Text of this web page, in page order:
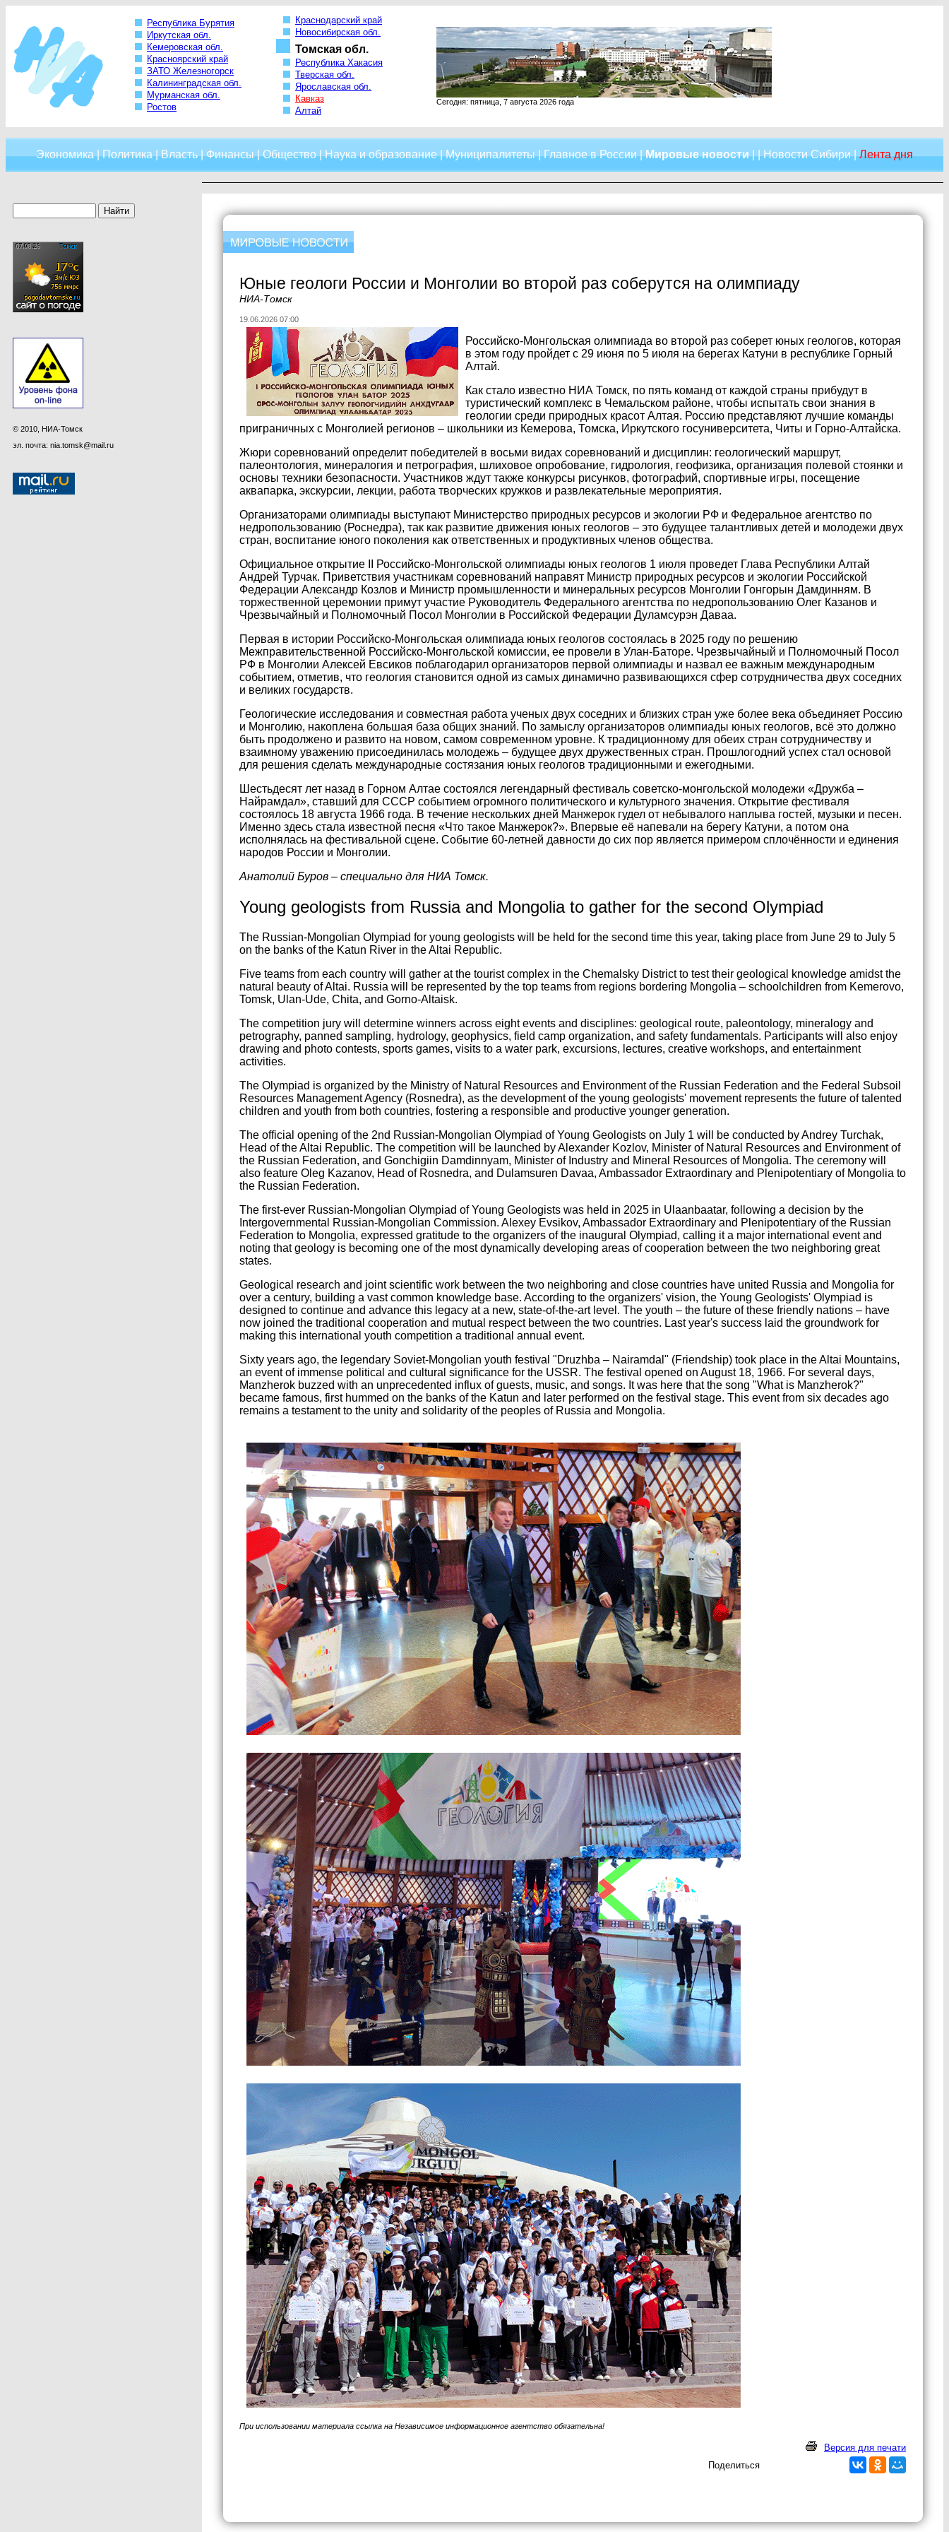
Республика Бурятия
Иркутская обл.
Кемеровская обл.
Красноярский край
ЗАТО Железногорск
Калининградская обл.
Мурманская обл.
Ростов
Краснодарский край
Новосибирская обл.
Томская обл.
Республика Хакасия
Тверская обл.
Ярославская обл.
Кавказ
Алтай
Сегодня: пятница, 7 августа 2026 года
Экономика|Политика|Власть|Финансы|Общество|Наука и образование|Муниципалитеты|Главное в России|Мировые новости| |Новости Сибири|Лента дня
© 2010, НИА-Томск
эл. почта: nia.tomsk@mail.ru
Юные геологи России и Монголии во второй раз соберутся на олимпиаду
НИА-Томск
19.06.2026 07:00
Российско-Монгольская олимпиада во второй раз соберет юных геологов, которая
в этом году пройдет с 29 июня по 5 июля на берегах Катуни в республике Горный
Алтай.
Как стало известно НИА Томск, по пять команд от каждой страны прибудут в
туристический комплекс в Чемальском районе, чтобы испытать свои знания в
геологии среди природных красот Алтая. Россию представляют лучшие команды
приграничных с Монголией регионов – школьники из Кемерова, Томска, Иркутского госуниверситета, Читы и Горно-Алтайска.
Жюри соревнований определит победителей в восьми видах соревнований и дисциплин: геологический маршрут,
палеонтология, минералогия и петрография, шлиховое опробование, гидрология, геофизика, организация полевой стоянки и
основы техники безопасности. Участников ждут также конкурсы рисунков, фотографий, спортивные игры, посещение
аквапарка, экскурсии, лекции, работа творческих кружков и развлекательные мероприятия.
Организаторами олимпиады выступают Министерство природных ресурсов и экологии РФ и Федеральное агентство по
недропользованию (Роснедра), так как развитие движения юных геологов – это будущее талантливых детей и молодежи двух
стран, воспитание юного поколения как ответственных и продуктивных членов общества.
Официальное открытие II Российско-Монгольской олимпиады юных геологов 1 июля проведет Глава Республики Алтай
Андрей Турчак. Приветствия участникам соревнований направят Министр природных ресурсов и экологии Российской
Федерации Александр Козлов и Министр промышленности и минеральных ресурсов Монголии Гонгорын Дамдинням. В
торжественной церемонии примут участие Руководитель Федерального агентства по недропользованию Олег Казанов и
Чрезвычайный и Полномочный Посол Монголии в Российской Федерации Дуламсурэн Даваа.
Первая в истории Российско-Монгольская олимпиада юных геологов состоялась в 2025 году по решению
Межправительственной Российско-Монгольской комиссии, ее провели в Улан-Баторе. Чрезвычайный и Полномочный Посол
РФ в Монголии Алексей Евсиков поблагодарил организаторов первой олимпиады и назвал ее важным международным
событием, отметив, что геология становится одной из самых динамично развивающихся сфер сотрудничества двух соседних
и великих государств.
Геологические исследования и совместная работа ученых двух соседних и близких стран уже более века объединяет Россию
и Монголию, накоплена большая база общих знаний. По замыслу организаторов олимпиады юных геологов, всё это должно
быть продолжено и развито на новом, самом современном уровне. К традиционному для обеих стран сотрудничеству и
взаимному уважению присоединилась молодежь – будущее двух дружественных стран. Прошлогодний успех стал основой
для решения сделать международные состязания юных геологов традиционными и ежегодными.
Шестьдесят лет назад в Горном Алтае состоялся легендарный фестиваль советско-монгольской молодежи «Дружба –
Найрамдал», ставший для СССР событием огромного политического и культурного значения. Открытие фестиваля
состоялось 18 августа 1966 года. В течение нескольких дней Манжерок гудел от небывалого наплыва гостей, музыки и песен.
Именно здесь стала известной песня «Что такое Манжерок?». Впервые её напевали на берегу Катуни, а потом она
исполнялась на фестивальной сцене. Событие 60-летней давности до сих пор является примером сплочённости и единения
народов России и Монголии.
Анатолий Буров – специально для НИА Томск.
Young geologists from Russia and Mongolia to gather for the second Olympiad
The Russian-Mongolian Olympiad for young geologists will be held for the second time this year, taking place from June 29 to July 5
on the banks of the Katun River in the Altai Republic.
Five teams from each country will gather at the tourist complex in the Chemalsky District to test their geological knowledge amidst the
natural beauty of Altai. Russia will be represented by the top teams from regions bordering Mongolia – schoolchildren from Kemerovo,
Tomsk, Ulan-Ude, Chita, and Gorno-Altaisk.
The competition jury will determine winners across eight events and disciplines: geological route, paleontology, mineralogy and
petrography, panned sampling, hydrology, geophysics, field camp organization, and safety fundamentals. Participants will also enjoy
drawing and photo contests, sports games, visits to a water park, excursions, lectures, creative workshops, and entertainment
activities.
The Olympiad is organized by the Ministry of Natural Resources and Environment of the Russian Federation and the Federal Subsoil
Resources Management Agency (Rosnedra), as the development of the young geologists' movement represents the future of talented
children and youth from both countries, fostering a responsible and productive younger generation.
The official opening of the 2nd Russian-Mongolian Olympiad of Young Geologists on July 1 will be conducted by Andrey Turchak,
Head of the Altai Republic. The competition will be launched by Alexander Kozlov, Minister of Natural Resources and Environment of
the Russian Federation, and Gonchigiin Damdinnyam, Minister of Industry and Mineral Resources of Mongolia. The ceremony will
also feature Oleg Kazanov, Head of Rosnedra, and Dulamsuren Davaa, Ambassador Extraordinary and Plenipotentiary of Mongolia to
the Russian Federation.
The first-ever Russian-Mongolian Olympiad of Young Geologists was held in 2025 in Ulaanbaatar, following a decision by the
Intergovernmental Russian-Mongolian Commission. Alexey Evsikov, Ambassador Extraordinary and Plenipotentiary of the Russian
Federation to Mongolia, expressed gratitude to the organizers of the inaugural Olympiad, calling it a major international event and
noting that geology is becoming one of the most dynamically developing areas of cooperation between the two neighboring great
states.
Geological research and joint scientific work between the two neighboring and close countries have united Russia and Mongolia for
over a century, building a vast common knowledge base. According to the organizers' vision, the Young Geologists' Olympiad is
designed to continue and advance this legacy at a new, state-of-the-art level. The youth – the future of these friendly nations – have
now joined the traditional cooperation and mutual respect between the two countries. Last year's success laid the groundwork for
making this international youth competition a traditional annual event.
Sixty years ago, the legendary Soviet-Mongolian youth festival "Druzhba – Nairamdal" (Friendship) took place in the Altai Mountains,
an event of immense political and cultural significance for the USSR. The festival opened on August 18, 1966. For several days,
Manzherok buzzed with an unprecedented influx of guests, music, and songs. It was here that the song "What is Manzherok?"
became famous, first hummed on the banks of the Katun and later performed on the festival stage. This event from six decades ago
remains a testament to the unity and solidarity of the peoples of Russia and Mongolia.
При использовании материала ссылка на Независимое информационное агентство обязательна!
Версия для печати
Поделиться